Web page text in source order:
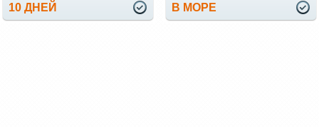
10 ДНЕЙ
В МОРЕ